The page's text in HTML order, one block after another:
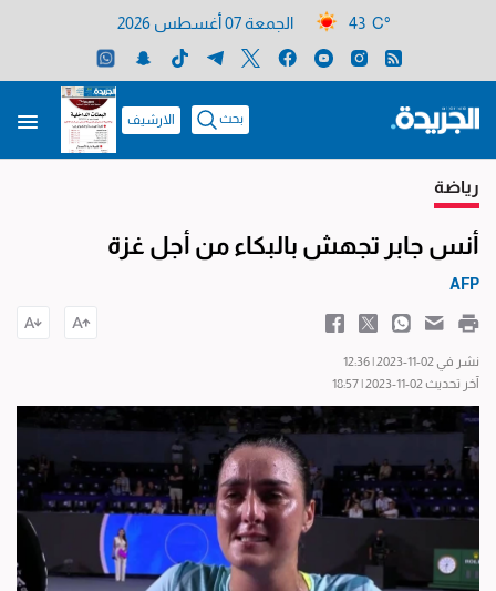
43 C° الجمعة 07 أغسطس 2026
بحث الارشيف
رياضة
أنس جابر تجهش بالبكاء من أجل غزة
AFP
نشر في 02-11-2023 | 12:36
آخر تحديث 02-11-2023 | 18:57